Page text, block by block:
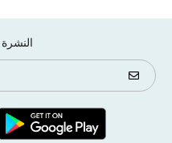
النشرة